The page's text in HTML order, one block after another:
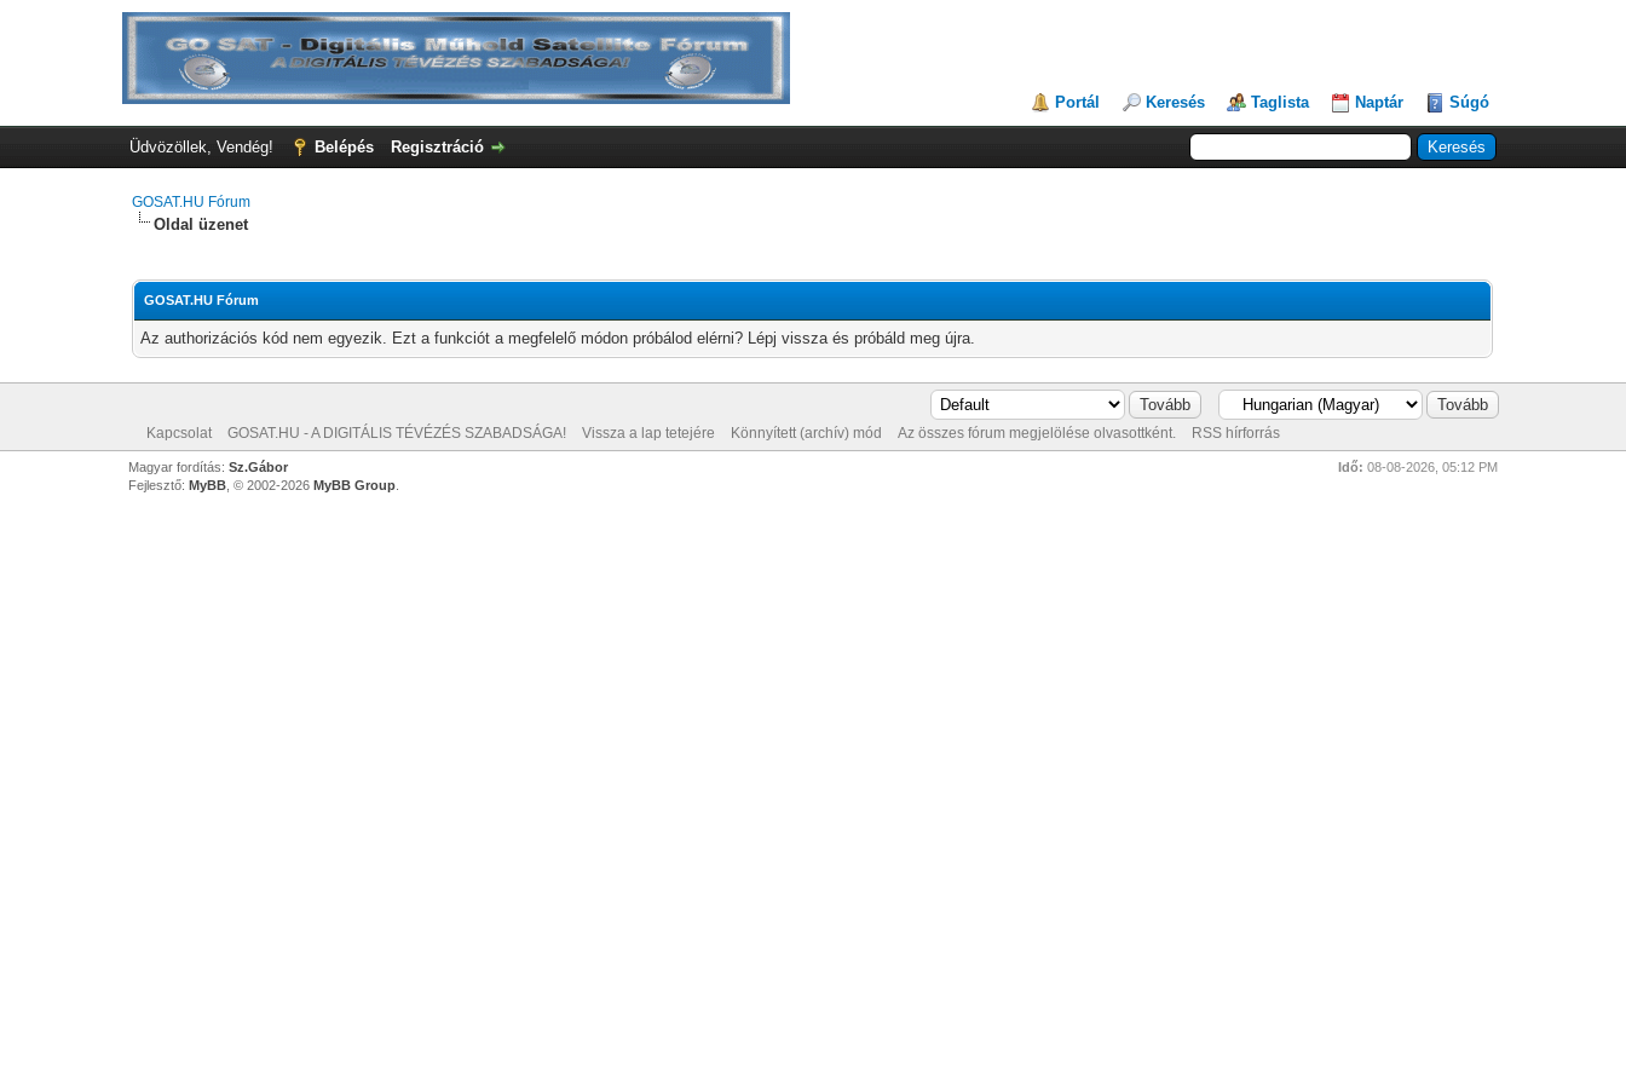
Portál Keresés Taglista Naptár Súgó
Üdvözöllek, Vendég! Belépés Regisztráció
GOSAT.HU Fórum
Oldal üzenet
GOSAT.HU Fórum
Az authorizációs kód nem egyezik. Ezt a funkciót a megfelelő módon próbálod elérni? Lépj vissza és próbáld meg újra.
Kapcsolat GOSAT.HU - A DIGITÁLIS TÉVÉZÉS SZABADSÁGA! Vissza a lap tetejére Könnyített (archív) mód Az összes fórum megjelölése olvasottként. RSS hírforrás
Idő: 08-08-2026, 05:12 PM
Magyar fordítás: Sz.Gábor
Fejlesztő: MyBB, © 2002-2026 MyBB Group.